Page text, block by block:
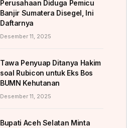
Perusahaan Diduga Pemicu
Banjir Sumatera Disegel, Ini
Daftarnya
Desember 11, 2025
Tawa Penyuap Ditanya Hakim
soal Rubicon untuk Eks Bos
BUMN Kehutanan
Desember 11, 2025
Bupati Aceh Selatan Minta